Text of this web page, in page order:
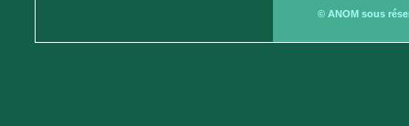
© ANOM sous